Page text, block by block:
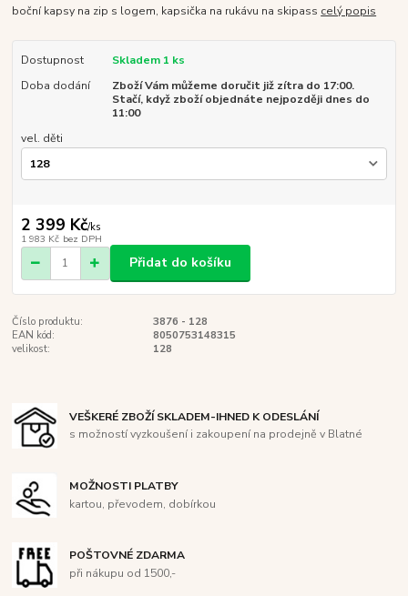
boční kapsy na zip s logem, kapsička na rukávu na skipass celý popis
Dostupnost
Skladem 1 ks
Doba dodání
Zboží Vám můžeme doručit již zítra do 17:00.
Stačí, když zboží objednáte nejpozději dnes do
11:00
vel. děti
2 399 Kč/ks
1 983 Kč bez DPH
Přidat do košíku
Číslo produktu:
3876 - 128
EAN kód:
8050753148315
velikost:
128
VEŠKERÉ ZBOŽÍ SKLADEM-IHNED K ODESLÁNÍ
s možností vyzkoušení i zakoupení na prodejně v Blatné
MOŽNOSTI PLATBY
kartou, převodem, dobírkou
POŠTOVNÉ ZDARMA
při nákupu od 1500,-